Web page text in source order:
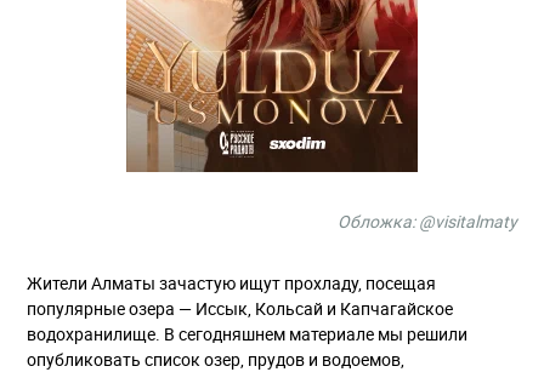
Обложка:@visitalmaty
Жители Алматы зачастую ищут прохладу, посещая
популярные озера — Иссык, Кольсай и Капчагайское
водохранилище. В сегодняшнем материале мы решили
опубликовать список озер, прудов и водоемов,